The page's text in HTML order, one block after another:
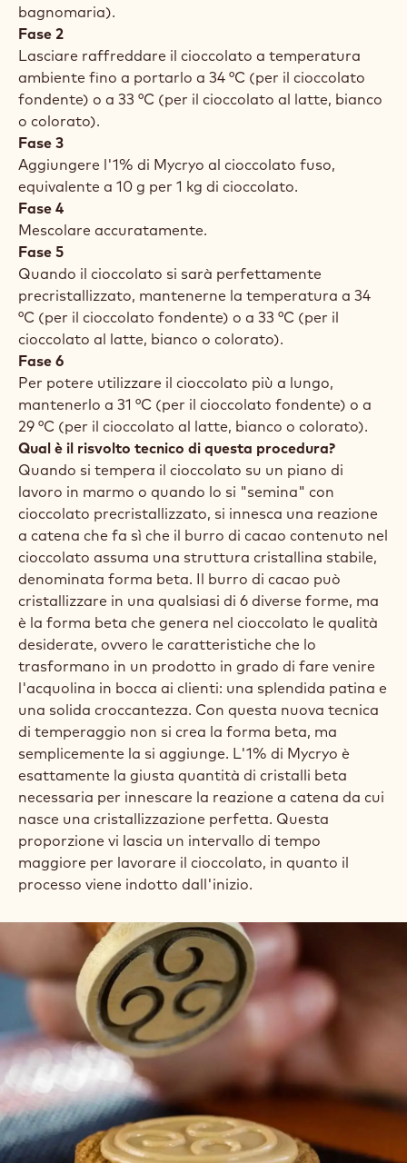
bagnomaria).
Fase 2
Lasciare raffreddare il cioccolato a temperatura
ambiente fino a portarlo a 34 °C (per il cioccolato
fondente) o a 33 °C (per il cioccolato al latte, bianco
o colorato).
Fase 3
Aggiungere l'1% di Mycryo al cioccolato fuso,
equivalente a 10 g per 1 kg di cioccolato.
Fase 4
Mescolare accuratamente.
Fase 5
Quando il cioccolato si sarà perfettamente
precristallizzato, mantenerne la temperatura a 34
°C (per il cioccolato fondente) o a 33 °C (per il
cioccolato al latte, bianco o colorato).
Fase 6
Per potere utilizzare il cioccolato più a lungo,
mantenerlo a 31 °C (per il cioccolato fondente) o a
29 °C (per il cioccolato al latte, bianco o colorato).
Qual è il risvolto tecnico di questa procedura?
Quando si tempera il cioccolato su un piano di
lavoro in marmo o quando lo si "semina" con
cioccolato precristallizzato, si innesca una reazione
a catena che fa sì che il burro di cacao contenuto nel
cioccolato assuma una struttura cristallina stabile,
denominata forma beta. Il burro di cacao può
cristallizzare in una qualsiasi di 6 diverse forme, ma
è la forma beta che genera nel cioccolato le qualità
desiderate, ovvero le caratteristiche che lo
trasformano in un prodotto in grado di fare venire
l'acquolina in bocca ai clienti: una splendida patina e
una solida croccantezza. Con questa nuova tecnica
di temperaggio non si crea la forma beta, ma
semplicemente la si aggiunge. L'1% di Mycryo è
esattamente la giusta quantità di cristalli beta
necessaria per innescare la reazione a catena da cui
nasce una cristallizzazione perfetta. Questa
proporzione vi lascia un intervallo di tempo
maggiore per lavorare il cioccolato, in quanto il
processo viene indotto dall'inizio.